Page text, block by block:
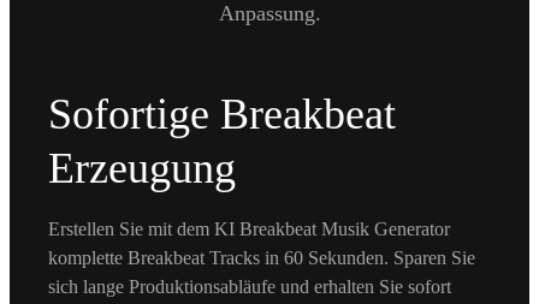
Anpassung.
Sofortige Breakbeat
Erzeugung
Erstellen Sie mit dem KI Breakbeat Musik Generator
komplette Breakbeat Tracks in 60 Sekunden. Sparen Sie
sich lange Produktionsabläufe und erhalten Sie sofort